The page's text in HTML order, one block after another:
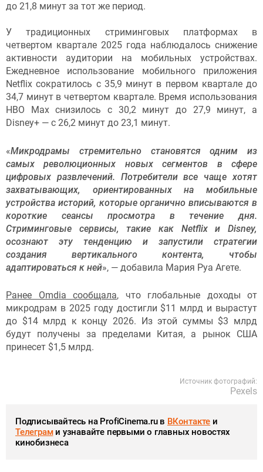
до 21,8 минут за тот же период.
У традиционных стриминговых платформах в
четвертом квартале 2025 года наблюдалось снижение
активности аудитории на мобильных устройствах.
Ежедневное использование мобильного приложения
Netflix сократилось с 35,9 минут в первом квартале до
34,7 минут в четвертом квартале. Время использования
HBO Max снизилось с 30,2 минут до 27,9 минут, а
Disney+ — с 26,2 минут до 23,1 минут.
«Микродрамы стремительно становятся одним из
самых революционных новых сегментов в сфере
цифровых развлечений. Потребители все чаще хотят
захватывающих, ориентированных на мобильные
устройства историй, которые органично вписываются в
короткие сеансы просмотра в течение дня.
Стриминговые сервисы, такие как Netflix и Disney,
осознают эту тенденцию и запустили стратегии
создания вертикального контента, чтобы
адаптироваться к ней», — добавила Мария Руа Агете.
Ранее Omdia сообщала, что глобальные доходы от
микродрам в 2025 году достигли $11 млрд и вырастут
до $14 млрд к концу 2026. Из этой суммы $3 млрд
будут получены за пределами Китая, а рынок США
принесет $1,5 млрд.
Источник фотографий:
Pexels
Подписывайтесь на ProfiCinema.ru в ВКонтакте и
Телеграми узнавайте первыми о главных новостях
кинобизнеса